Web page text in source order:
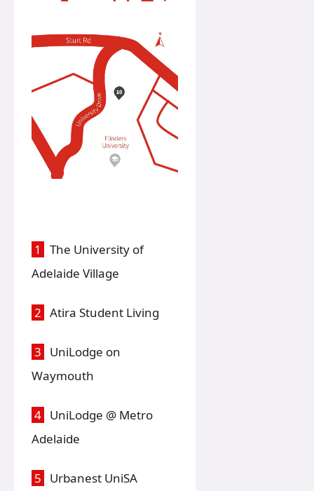
1
The University of
Adelaide Village
2 Atira Student Living
3
UniLodge on
Waymouth
4 UniLodge @ Metro
Adelaide
5 Urbanest UniSA